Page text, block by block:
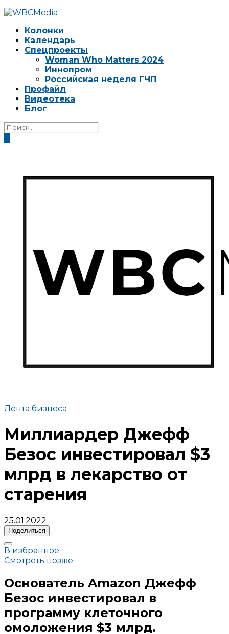
Колонки
Календарь
Спецпроекты
Woman Who Matters 2024
Иннопром
Российская неделя ГЧП
Профайл
Видеотека
Блог
Лента бизнеса
Миллиардер Джефф
Безос инвестировал $3
млрд в лекарство от
старения
25.01.2022
Поделиться
В избранное
Смотреть позже
Основатель Amazon Джефф
Безос инвестировал в
программу клеточного
омоложения $3 млрд.